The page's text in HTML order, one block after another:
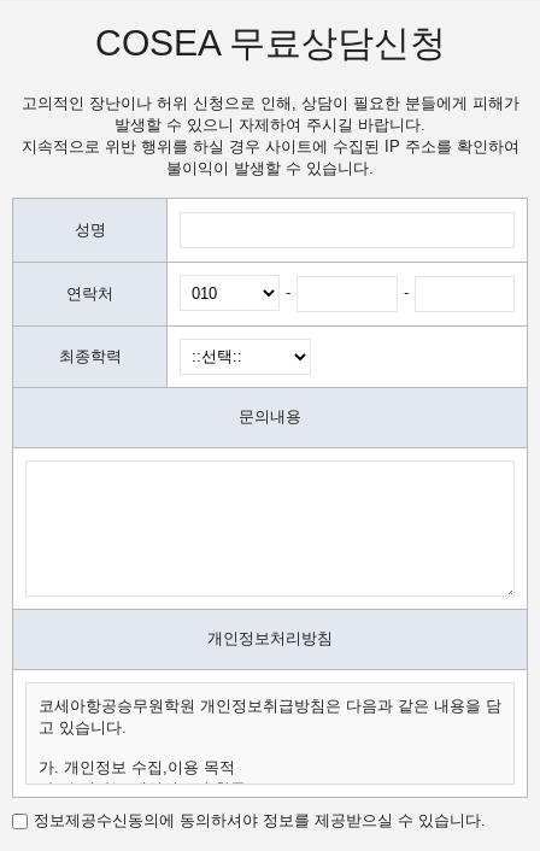
COSEA 무료상담신청
고의적인 장난이나 허위 신청으로 인해, 상담이 필요한 분들에게 피해가
발생할 수 있으니 자제하여 주시길 바랍니다.
지속적으로 위반 행위를 하실 경우 사이트에 수집된 IP 주소를 확인하여
불이익이 발생할 수 있습니다.
성명
연락처 - -
최종학력
문의내용
개인정보처리방침
코세아항공승무원학원 개인정보취급방침은 다음과 같은 내용을 담
고 있습니다.
가. 개인정보 수집,이용 목적
나. 수집하는 개인정보의 항목
다. 개인정보의 보유 및 이용 기간
가.개인정보 수집,이용 목적
정보제공수신동의에 동의하셔야 정보를 제공받으실 수 있습니다.